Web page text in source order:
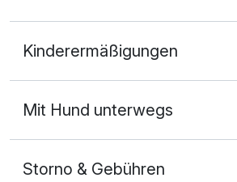
2 Erwachsene
Kinderermäßigungen
Mit Hund unterwegs
Storno & Gebühren